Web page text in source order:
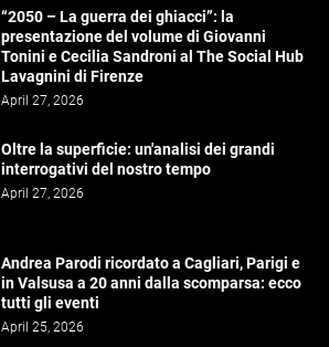
“2050 – La guerra dei ghiacci”: la
presentazione del volume di Giovanni
Tonini e Cecilia Sandroni al The Social Hub
Lavagnini di Firenze
April 27, 2026
Oltre la superficie: un'analisi dei grandi
interrogativi del nostro tempo
April 27, 2026
Andrea Parodi ricordato a Cagliari, Parigi e
in Valsusa a 20 anni dalla scomparsa: ecco
tutti gli eventi
April 25, 2026